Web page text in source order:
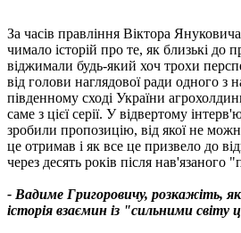
За часів правління Віктора
чимало історій про те, як близькі до
віджимали будь-який хоч трохи
від голови наглядової ради одного з
південному сході України
саме з цієї серії. У відвертому
зробили пропозицію, від якої не
це отримав і як все це призвело до
через десять років після нав'язаного
- Вадиме Григоровичу, розкажіть,
історія взаємин із "сильними світу